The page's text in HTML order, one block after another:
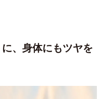
、身体にもツヤを